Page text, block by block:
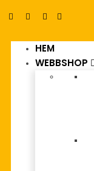
HEM
WEBBSHOP